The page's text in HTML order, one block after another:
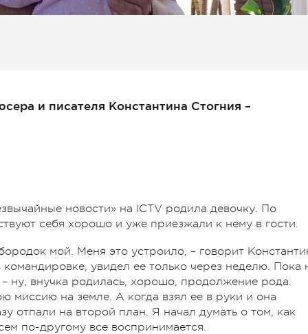
и писателя Константина Стогния –
новости» на ICTV родила девочку. По
себя хорошо и уже приезжали к нему в гости.
мой. Меня это устроило, – говорит
увидел ее только через неделю. Пока
внучка родилась, хорошо, продолжение рода.
миссию на земле. А когда взял ее в руки и она
отпали на второй план. Я начал думать о том, как
по-другому все воспринимается.